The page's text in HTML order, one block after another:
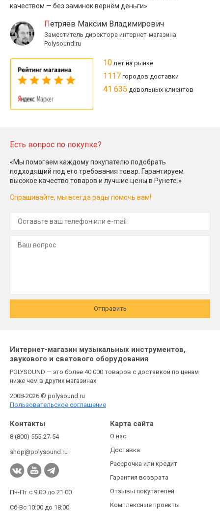
качеством — без заминок вернём деньги»
Петряев Максим Владимирович
Заместитель директора интернет-магазина
Polysound.ru
10 лет на рынке
1117 городов доставки
41 635 довольных клиентов
Есть вопрос по покупке?
«Мы помогаем каждому покупателю подобрать
подходящий под его требования товар. Гарантируем
высокое качество товаров и лучшие цены в Рунете.»
Спрашивайте, мы всегда рады помочь вам!
Отправить
Интернет-магазин музыкальных инструментов,
звукового и светового оборудования
POLYSOUND — это более 40 000 товаров с доставкой по ценам
ниже чем в других магазинах
2008-2026 © polysound.ru
Пользовательское соглашение
Контакты
8 (800) 555-27-54
shop@polysound.ru
Пн-Пт с 9:00 до 21:00
Сб-Вс 10:00 до 18:00
Карта сайта
О нас
Доставка
Рассрочка или кредит
Гарантия возврата
Отзывы покупателей
Комплексные проекты